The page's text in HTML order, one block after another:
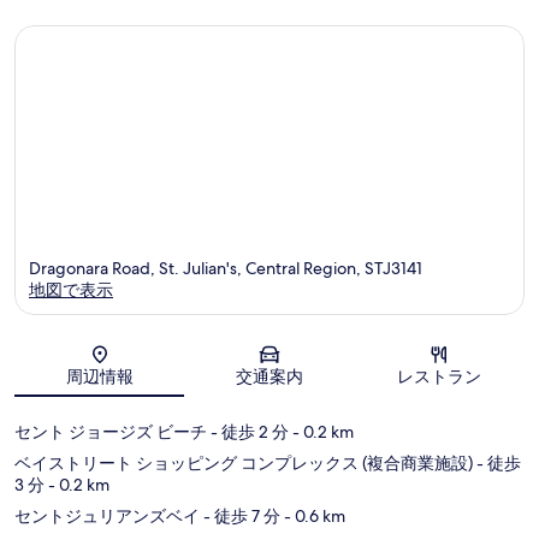
地図
Dragonara Road, St. Julian's, Central Region, STJ3141
地図で表示
周辺情報 交通案内 レストラン
セント ジョージズ ビーチ - 徒歩 2 分- 0.2 km
ベイストリート ショッピング コンプレックス (複合商業施設)- 徒歩
3 分- 0.2 km
セントジュリアンズベイ - 徒歩 7 分- 0.6 km